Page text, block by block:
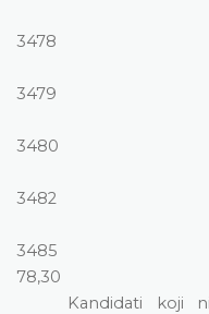
3478
3479
3480
3482
3485
78,30
Kandidati koji